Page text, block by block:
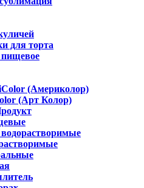
для торта
пищевое
(Америколор)
(Арт Колор)